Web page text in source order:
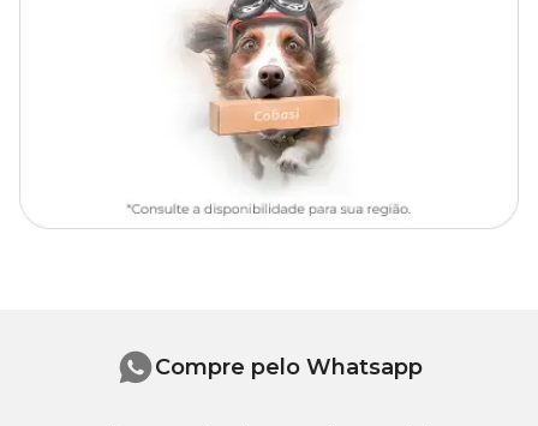
Fósforo (mín.) 3.000mg/kg
Compre pelo Whatsapp